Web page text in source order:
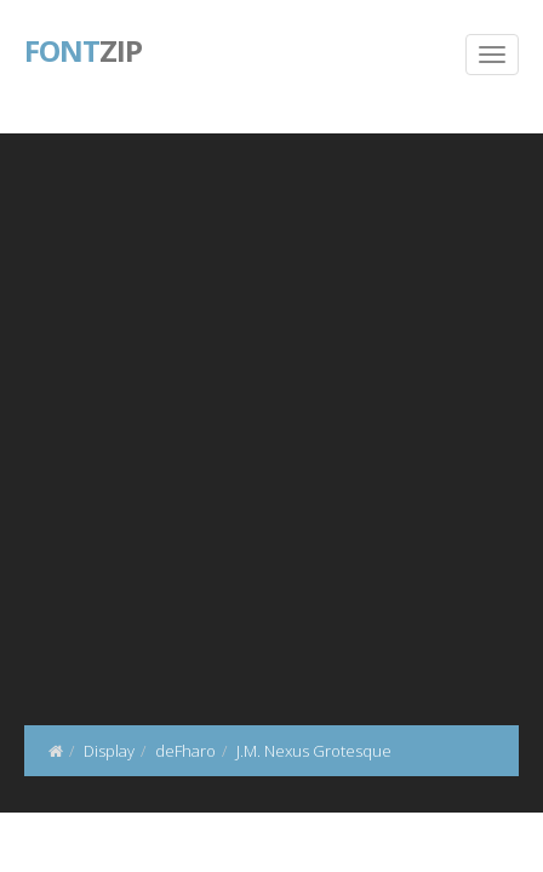
FONTZIP
Display deFharo J.M. Nexus Grotesque